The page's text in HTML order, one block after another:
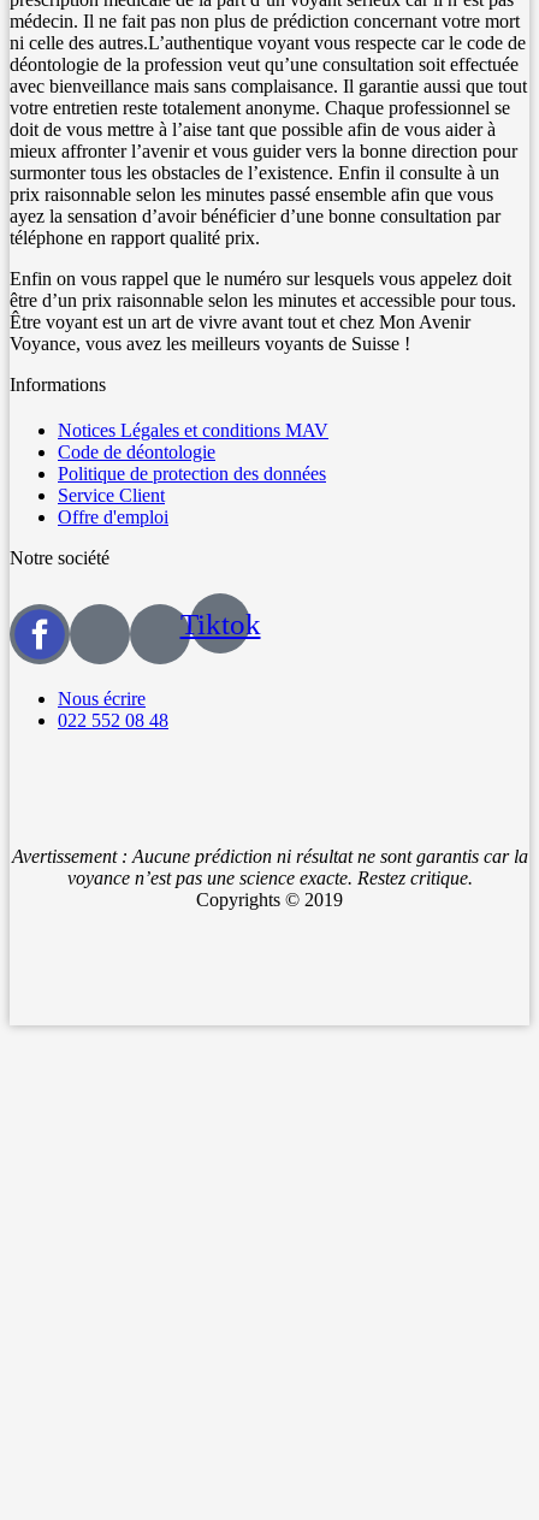
médecin. Il ne fait pas non plus de prédiction concernant votre mort
ni celle des autres.L’authentique voyant vous respecte car le code de
déontologie de la profession veut qu’une consultation soit effectuée
avec bienveillance mais sans complaisance. Il garantie aussi que tout
votre entretien reste totalement anonyme. Chaque professionnel se
doit de vous mettre à l’aise tant que possible afin de vous aider à
mieux affronter l’avenir et vous guider vers la bonne direction pour
surmonter tous les obstacles de l’existence. Enfin il consulte à un
prix raisonnable selon les minutes passé ensemble afin que vous
ayez la sensation d’avoir bénéficier d’une bonne consultation par
téléphone en rapport qualité prix.
Enfin on vous rappel que le numéro sur lesquels vous appelez doit
être d’un prix raisonnable selon les minutes et accessible pour tous.
Être voyant est un art de vivre avant tout et chez Mon Avenir
Voyance, vous avez les meilleurs voyants de Suisse !
Informations
Notices Légales et conditions MAV
Code de déontologie
Politique de protection des données
Service Client
Offre d'emploi
Notre société
Tiktok
Nous écrire
022 552 08 48
Avertissement : Aucune prédiction ni résultat ne sont garantis car la
voyance n’est pas une science exacte. Restez critique.
Copyrights © 2019